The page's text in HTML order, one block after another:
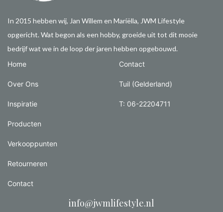
In 2015 hebben wij, Jan Willem en Mariëlla, JWM Lifestyle
opgericht. Wat begon als een hobby, groeide uit tot dit mooie
bedrijf wat we in de loop der jaren hebben opgebouwd.
Home
Over Ons
Inspiratie
Producten
Verkooppunten
Retourneren
Contact
Contact
Tuil (Gelderland)
T: 06-22204711
info@jwmlifestyle.nl